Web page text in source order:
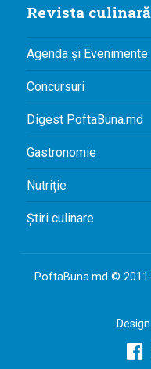
Revista
Agenda și Evenimente
Concursuri
Digest PoftaBuna.md
Gastronomie
Nutriție
Știri culinare
PoftaBuna.md ©